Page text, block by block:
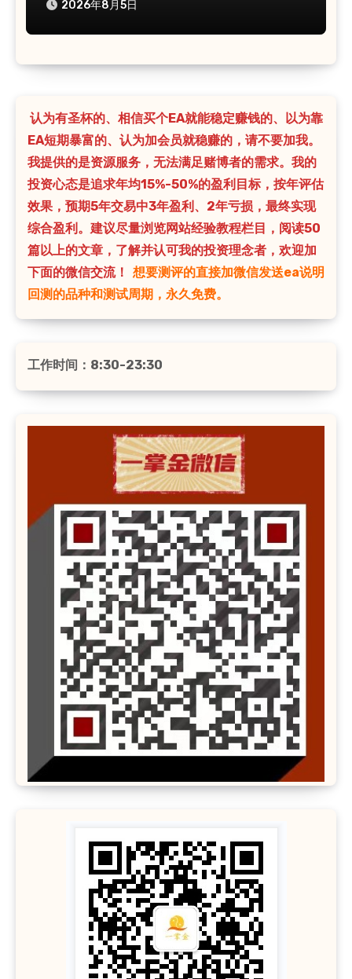
2026年8月5日
认为有圣杯的、相信买个EA就能稳定赚钱的、以为靠
EA短期暴富的、认为加会员就稳赚的，请不要加我。
我提供的是资源服务，无法满足赌博者的需求。我的
投资心态是追求年均15%-50%的盈利目标，按年评估
效果，预期5年交易中3年盈利、2年亏损，最终实现
综合盈利。建议尽量浏览网站经验教程栏目，阅读50
篇以上的文章，了解并认可我的投资理念者，欢迎加
下面的微信交流！
想要测评的直接加微信发送ea说明
回测的品种和测试周期，永久免费。
工作时间：8:30-23:30